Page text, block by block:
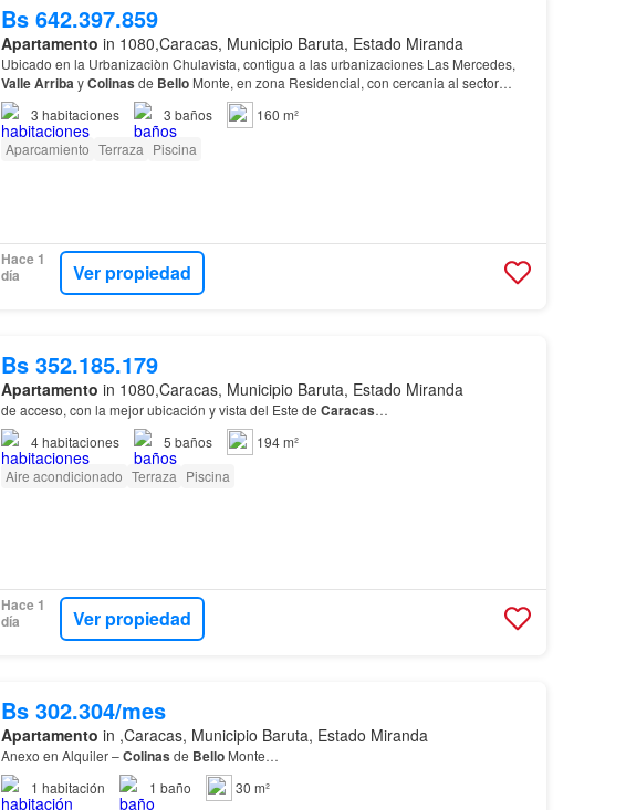
Bs 642.397.859
Apartamento in 1080,Caracas, Municipio Baruta, Estado Miranda
Ubicado en la Urbanizaciòn Chulavista, contigua a las urbanizaciones Las Mercedes,
ValleArribayColinas de BelloMonte, en zona Residencial, con cercania al sector
comercial y de mùltiples opciones de servicios, hacièndola…
3 habitaciones 3 baños
160 m²
Aparcamiento Terraza Piscina
Hace 1
día
Ver propiedad
Bs 352.185.179
Apartamento in 1080,Caracas, Municipio Baruta, Estado Miranda
de acceso, con la mejor ubicación y vista del Este de Caracas…
4habitaciones 5 baños
194 m²
Aire acondicionado Terraza Piscina
Hace 1
día
Ver propiedad
Bs 302.304/mes
Apartamento in ,Caracas, Municipio Baruta, Estado Miranda
Anexo en Alquiler –Colinas de BelloMonte…
1 habitación 1 baño
30 m²